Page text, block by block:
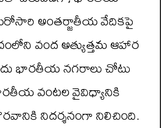
అంతర్జాతీయ వేదికపై
వంద అత్యుత్తమ ఆహార
భారతీయ నగరాలు చోటు
వంటల వైవిధ్యానికి
నిదర్శనంగా నిలిచింది.